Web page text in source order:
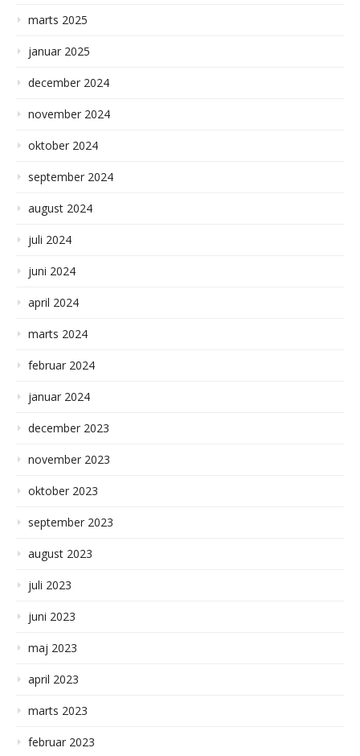
marts 2025
januar 2025
december 2024
november 2024
oktober 2024
september 2024
august 2024
juli 2024
juni 2024
april 2024
marts 2024
februar 2024
januar 2024
december 2023
november 2023
oktober 2023
september 2023
august 2023
juli 2023
juni 2023
maj 2023
april 2023
marts 2023
februar 2023